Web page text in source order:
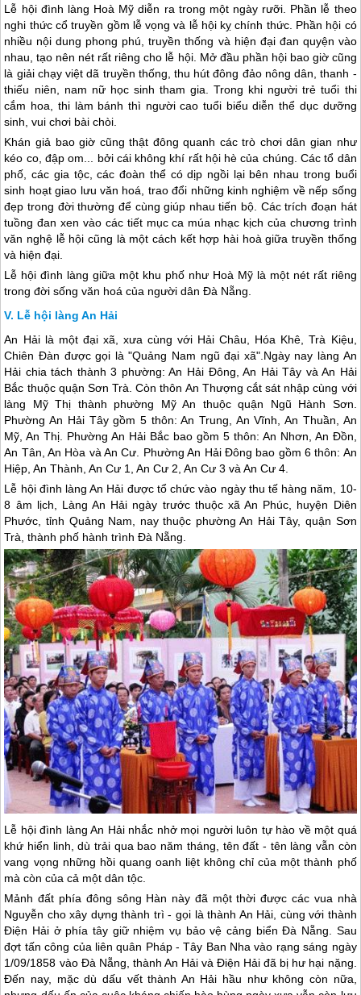
Lễ hội đình làng Hoà Mỹ diễn ra trong một ngày rưỡi. Phần lễ theo
nghi thức cổ truyền gồm lễ vọng và lễ hội kỵ chính thức. Phần hội có
nhiều nội dung phong phú, truyền thống và hiện đại đan quyện vào
nhau, tạo nên nét rất riêng cho lễ hội. Mở đầu phần hội bao giờ cũng
là giải chạy việt dã truyền thống, thu hút đông đảo nông dân, thanh -
thiếu niên, nam nữ học sinh tham gia. Trong khi người trẻ tuổi thi
cắm hoa, thi làm bánh thì người cao tuổi biểu diễn thể dục dưỡng
sinh, vui chơi bài chòi.
Khán giả bao giờ cũng thật đông quanh các trò chơi dân gian như
kéo co, đập om... bởi cái không khí rất hội hè của chúng. Các tổ dân
phố, các gia tộc, các đoàn thể có dịp ngồi lại bên nhau trong buổi
sinh hoạt giao lưu văn hoá, trao đổi những kinh nghiệm về nếp sống
đẹp trong đời thường để cùng giúp nhau tiến bộ. Các trích đoạn hát
tuồng đan xen vào các tiết mục ca múa nhạc kịch của chương trình
văn nghệ lễ hội cũng là một cách kết hợp hài hoà giữa truyền thống
và hiện đại.
Lễ hội đình làng giữa một khu phố như Hoà Mỹ là một nét rất riêng
trong đời sống văn hoá của người dânĐà Nẵng.
Lễ hội làng An Hải
An Hải là một đại xã, xưa cùng với Hải Châu, Hóa Khê, Trà Kiệu,
Chiên Đàn được gọi là "Quảng Nam ngũ đại xã".Ngày nay làng An
Hải chia tách thành 3 phường: An Hải Đông, An Hải Tây và An Hải
Bắc thuộc quận Sơn Trà. Còn thôn An Thượng cắt sát nhập cùng với
làng Mỹ Thị thành phường Mỹ An thuộc quận Ngũ Hành Sơn.
Phường An Hải Tây gồm 5 thôn: An Trung, An Vĩnh, An Thuần, An
Mỹ, An Thị. Phường An Hải Bắc bao gồm 5 thôn: An Nhơn, An Đồn,
An Tân, An Hòa và An Cư. Phường An Hải Đông bao gồm 6 thôn: An
Hiệp, An Thành, An Cư 1, An Cư 2, An Cư 3 và An Cư 4.
Lễ hội đình làng An Hải được tổ chức vào ngày thu tế hàng năm, 10-
8 âm lịch, Làng An Hải ngày trước thuộc xã An Phúc, huyện Diên
Phước, tỉnh Quảng Nam, nay thuộc phường An Hải Tây, quận Sơn
Trà, thành phố hành trìnhĐà Nẵng.
Lễ hội đình làng An Hải nhắc nhở mọi người luôn tự hào về một quá
khứ hiển linh, dù trải qua bao năm tháng, tên đất - tên làng vẫn còn
vang vọng những hồi quang oanh liệt không chỉ của một thành phố
mà còn của cả một dân tộc.
Mảnh đất phía đông sông Hàn này đã một thời được các vua nhà
Nguyễn cho xây dựng thành trì - gọi là thành An Hải, cùng với thành
Điện Hải ở phía tây giữ nhiệm vụ bảo vệ cảng biểnĐà Nẵng. Sau
đợt tấn công của liên quân Pháp - Tây Ban Nha vào rạng sáng ngày
1/09/1858 vào Đà Nẵng, thành An Hải và Điện Hải đã bị hư hại nặng.
Đến nay, mặc dù dấu vết thành An Hải hầu như không còn nữa,